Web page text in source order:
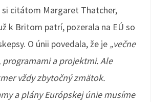
si citátom Margaret Thatcher,
k Britom patrí, pozerala na EÚ so
O únii povedala, že je „večne
a projektmi. Ale
vždy zbytočný zmätok.
a plány Európskej únie musíme